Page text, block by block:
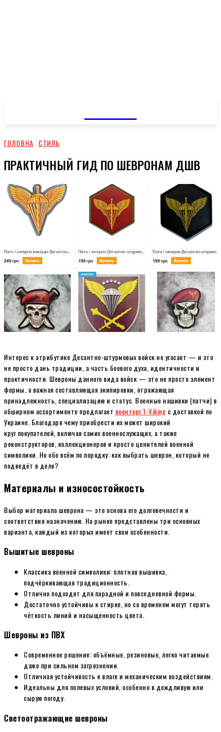
ГОЛОВНА СТИЛЬ
ПРАКТИЧНЫЙ ГИД ПО ШЕВРОНАМ ДШВ
Интерес к атрибутике Десантно-штурмовых войск не угасает — и это
не просто дань традиции, а часть боевого духа, идентичности и
практичности. Шевроны данного вида войск — это не просто элемент
формы, а важная составляющая экипировки, отражающая
принадлежность, специализацию и статус. Военные нашивки (патчи) в
обширном ассортименте предлагает военторг 1-Viking с доставкой по
Украине. Благодаря чему приобрести их может широкий
круг покупателей, включая самих военнослужащих, а также
реконструкторов, коллекционеров и просто ценителей военной
символики. Но обо всём по порядку: как выбрать шеврон, который не
подведёт в деле?
Материалы и износостойкость
Выбор материала шеврона — это основа его долговечности и
соответствия назначению. На рынке представлены три основных
варианта, каждый из которых имеет свои особенности.
Вышитые шевроны
Классика военной символики: плотная вышивка,
подчёркивающая традиционность.
Отлично подходят для парадной и повседневной формы.
Достаточно устойчивы к стирке, но со временем могут терять
чёткость линий и насыщенность цвета.
Шевроны из ПВХ
Современное решение: объёмные, резиновые, легко читаемые
даже при сильном загрязнении.
Отличная устойчивость к влаге и механическим воздействиям.
Идеальны для полевых условий, особенно в дождливую или
сырую погоду.
Светоотражающие шевроны